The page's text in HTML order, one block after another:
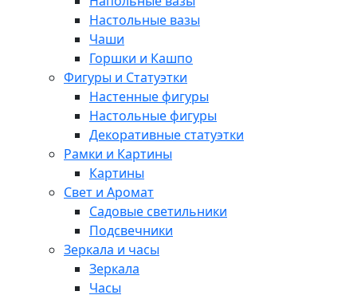
Настольные вазы
Чаши
Горшки и Кашпо
Фигуры и Статуэтки
Настенные фигуры
Настольные фигуры
Декоративные статуэтки
Рамки и Картины
Картины
Свет и Аромат
Садовые светильники
Подсвечники
Зеркала и часы
Зеркала
Часы